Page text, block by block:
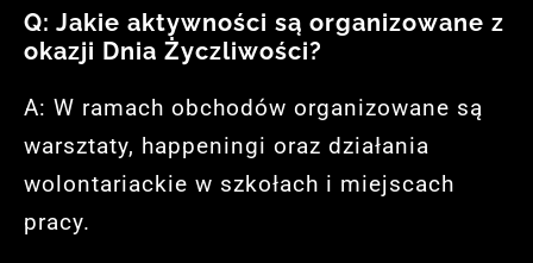
Q: Jakie aktywności są organizowane z
okazji Dnia Życzliwości?
A: W ramach obchodów organizowane są
warsztaty, happeningi oraz działania
wolontariackie w szkołach i miejscach
pracy.